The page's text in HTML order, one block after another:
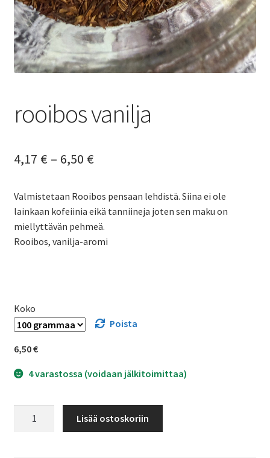
rooibos vanilja
4,17 € – 6,50 €Hintaluokka:
-
6,50 €
Valmistetaan Rooibos pensaan lehdistä. Siina ei ole
lainkaan kofeiinia eikä tanniineja joten sen maku on
miellyttävän pehmeä.
Rooibos, vanilja-aromi
Koko
Poista
6,50€
4 varastossa (voidaan jälkitoimittaa)
Lisää ostoskoriin